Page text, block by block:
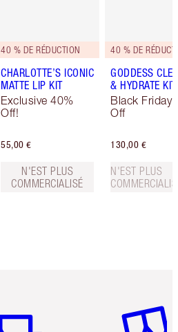
40 % DE RÉDUCTION
CHARLOTTE’S ICONIC
MATTE LIP KIT
Exclusive 40%
Off!
55,00 €
N'EST PLUS
COMMERCIALISÉ
40 % DE
GODDESS
& HYDRATE KIT
Black Friday
Off
130,00 €
N'EST PLUS